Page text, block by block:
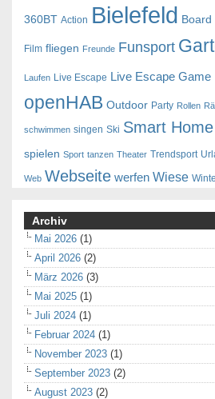
360BT Action Bielefeld Board
Film fliegen Freunde Funsport
Laufen Live Escape Live Escape Game
openHAB Outdoor Party Rollen
schwimmen singen Ski Smart Home
spielen Sport tanzen Theater Trendsport
Web Webseite werfen Wiese
Archiv
Mai 2026 (1)
April 2026 (2)
März 2026 (3)
Mai 2025 (1)
Juli 2024 (1)
Februar 2024 (1)
November 2023 (1)
September 2023 (2)
August 2023 (2)